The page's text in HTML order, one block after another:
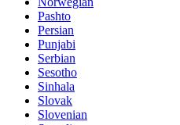
Pashto
Persian
Punjabi
Serbian
Sesotho
Sinhala
Slovak
Slovenian